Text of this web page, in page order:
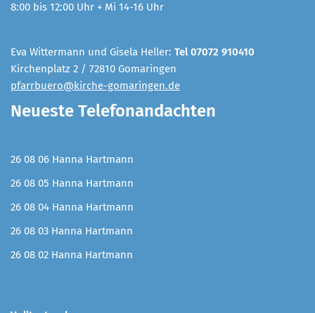
8:00 bis 12:00 Uhr + Mi 14-16 Uhr
Eva Wittermann und Gisela Heller: Tel 07072 910410
Kirchenplatz 2 / 72810 Gomaringen
pfarrbuero@kirche-gomaringen.de
Neueste Telefonandachten
26 08 06 Hanna Hartmann
26 08 05 Hanna Hartmann
26 08 04 Hanna Hartmann
26 08 03 Hanna Hartmann
26 08 02 Hanna Hartmann